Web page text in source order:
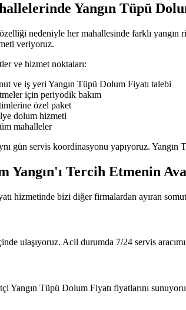
Yangın Tüpü
nedeniyle her mahallesinde farklı
veriyoruz.
ve hizmet noktaları:
ve iş yeri Yangın Tüpü Dolum Fiyatı talebi
için periyodik bakım
özel paket
dolum hizmeti
mahalleler
gün servis koordinasyonu yapıyoruz. Yangın
Tercih Etmenin
hizmetinde bizi diğer firmalardan ayıran
ulaşıyoruz. Acil durumda 7/24 servis
Yangın Tüpü Dolum Fiyatı fiyatlarını